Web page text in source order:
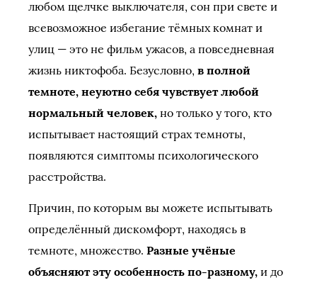
любом щелчке выключателя, сон при свете и
всевозможное избегание тёмных комнат и
улиц — это не фильм ужасов, а повседневная
жизнь никтофоба. Безусловно, в полной
темноте, неуютно себя чувствует любой
нормальный человек, но только у того, кто
испытывает настоящий страх темноты,
появляются симптомы психологического
расстройства.
Причин, по которым вы можете испытывать
определённый дискомфорт, находясь в
темноте, множество. Разные учёные
объясняют эту особенность по-разному, и до